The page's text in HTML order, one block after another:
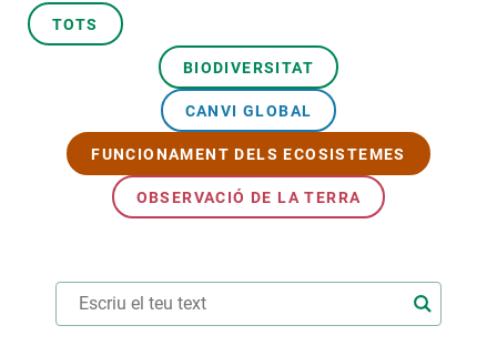
TOTS
BIODIVERSITAT
CANVI GLOBAL
FUNCIONAMENT DELS ECOSISTEMES
OBSERVACIÓ DE LA TERRA